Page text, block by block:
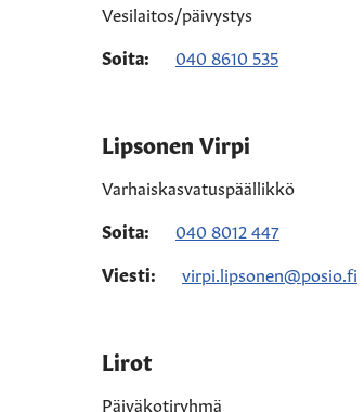
Vesilaitos/päivystys
Soita:
040 8610 535
Lipsonen Virpi
Varhaiskasvatuspäällikkö
Soita:
040 8012 447
Viesti:
virpi.lipsonen@posio.fi
Lirot
Päiväkotiryhmä